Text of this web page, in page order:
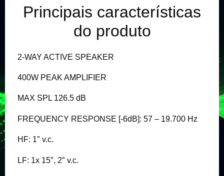
Principais características
do produto
2-WAY ACTIVE SPEAKER
400W PEAK AMPLIFIER
MAX SPL 126.5 dB
FREQUENCY RESPONSE [-6dB]: 57 – 19.700 Hz
HF: 1″ v.c.
LF: 1x 15″, 2″ v.c.